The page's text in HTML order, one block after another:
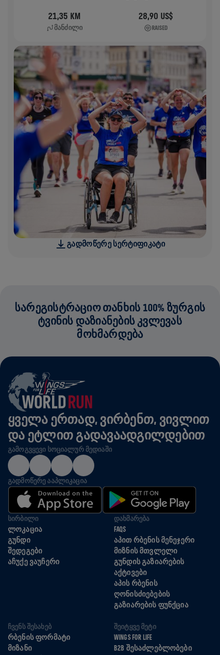
21,35 KM
ᲛᲐᲜᲫᲘᲚᲘ
28,90 US$
RAISED
ᲒᲐᲓᲛᲝᲬᲔᲠᲔ ᲡᲔᲠᲢᲘᲤᲘᲙᲐᲢᲘ
ᲡᲐᲠᲔᲒᲘᲡᲢᲠᲐᲪᲘᲝ ᲗᲐᲜᲮᲘᲡ 100% ᲖᲣᲠᲒᲘᲡ
ᲢᲕᲘᲜᲘᲡ ᲓᲐᲖᲘᲐᲜᲔᲑᲘᲡ ᲙᲕᲚᲔᲕᲐᲡ
ᲛᲝᲮᲛᲐᲠᲓᲔᲑᲐ
ᲧᲕᲔᲚᲐ ᲔᲠᲗᲐᲓ, ᲕᲘᲠᲑᲔᲜᲗ, ᲕᲘᲕᲚᲘᲗ
ᲓᲐ ᲔᲢᲚᲘᲗ ᲒᲐᲓᲐᲕᲐᲐᲓᲒᲘᲚᲓᲔᲑᲘᲗ
ᲒᲐᲛᲝᲒᲕᲧᲔᲕᲘ ᲡᲝᲪᲘᲐᲚᲣᲠ ᲛᲔᲓᲘᲐᲨᲘ
ᲒᲐᲓᲛᲝᲬᲔᲠᲔ ᲐᲐᲞᲚᲘᲙᲐᲪᲘᲐ
ᲡᲘᲠᲑᲘᲚᲘ
ᲚᲝᲙᲐᲪᲘᲐ
ᲒᲣᲜᲓᲘ
ᲨᲔᲓᲔᲒᲔᲑᲘ
ᲐᲩᲣᲥᲔ ᲕᲐᲣᲩᲔᲠᲘ
ᲓᲐᲮᲛᲐᲠᲔᲑᲐ
FAQS
ᲐᲞᲘᲗ ᲠᲑᲔᲜᲘᲡ ᲛᲔᲜᲔᲯᲔᲠᲘ
ᲛᲘᲖᲜᲘᲡ ᲛᲗᲕᲚᲔᲚᲘ
ᲒᲣᲜᲓᲘᲡ ᲒᲐᲖᲘᲐᲠᲔᲑᲘᲡ
ᲐᲥᲢᲘᲕᲔᲑᲘ
ᲐᲞᲘᲡ ᲠᲑᲔᲜᲘᲡ
ᲦᲝᲜᲘᲡᲫᲘᲔᲑᲔᲑᲘᲡ
ᲒᲐᲖᲘᲐᲠᲔᲑᲘᲡ ᲤᲣᲜᲥᲪᲘᲐ
ᲩᲕᲔᲜᲡ ᲨᲔᲡᲐᲮᲔᲑ
ᲠᲑᲔᲜᲘᲡ ᲤᲝᲠᲛᲐᲢᲘ
ᲛᲘᲖᲐᲜᲘ
ᲨᲔᲘᲢᲧᲕᲔ ᲛᲔᲢᲘ
WINGS FOR LIFE
B2B ᲨᲔᲡᲐᲫᲚᲔᲑᲚᲝᲑᲔᲑᲘ